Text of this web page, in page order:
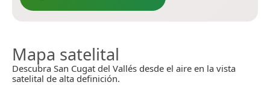
Mapa satelital
Descubra San Cugat del Vallés desde el aire en la vista
satelital de alta definición.